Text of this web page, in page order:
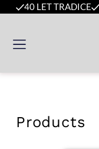
40 LET TRADICE
Products